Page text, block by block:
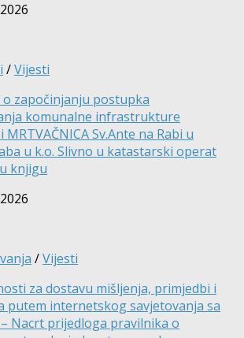
/Vijesti
o započinjanju postupka
komunalne infrastrukture
i MRTVAČNICA Sv.Ante na Rabi u
u k.o. Slivno u katastarski operat
knjigu
/Vijesti
za dostavu mišljenja, primjedbi i
putem internetskog savjetovanja sa
Nacrt prijedloga pravilnika o